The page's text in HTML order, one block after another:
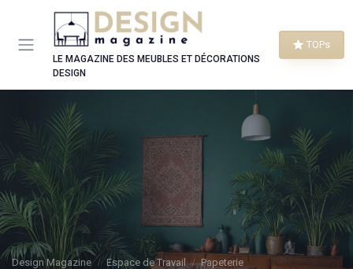
LE MAGAZINE DES MEUBLES ET DÉCORATIONS
DESIGN
TOPs
Design Magazine Espace de Travail Papeterie
Panneau de gestion des cookies